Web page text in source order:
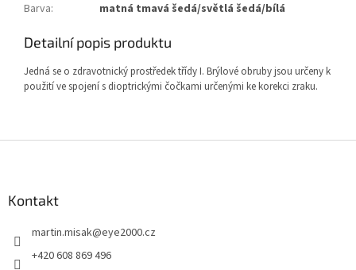
Barva: matná tmavá šedá/světlá šedá/bílá
Detailní popis produktu
Jedná se o zdravotnický prostředek třídy I. Brýlové obruby jsou určeny k
použití ve spojení s dioptrickými čočkami určenými ke korekci zraku.
Kontakt
martin.misak@eye2000.cz
+420 608 869 496